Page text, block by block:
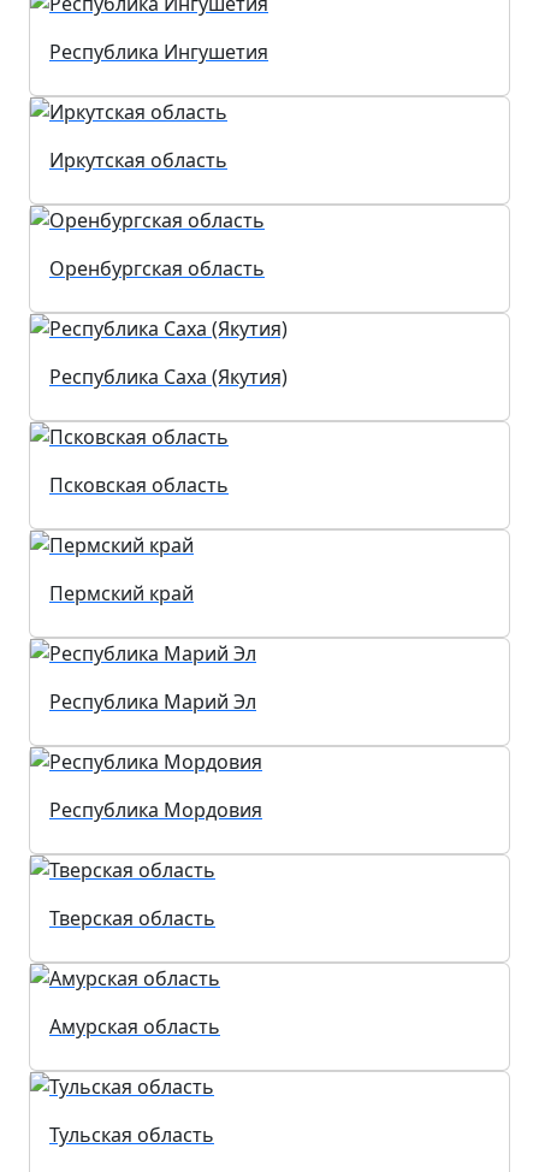
Республика Ингушетия
Иркутская область
Оренбургская область
Республика Саха (Якутия)
Псковская область
Пермский край
Республика Марий Эл
Республика Мордовия
Тверская область
Амурская область
Тульская область